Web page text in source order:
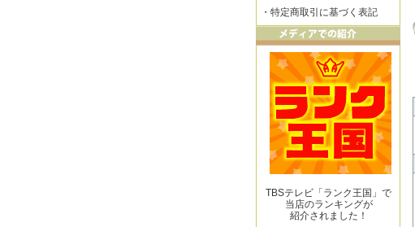
・ 特定商取引に基づく表記
TBSテレビ「ランク王国」で
当店のランキングが
紹介されました！